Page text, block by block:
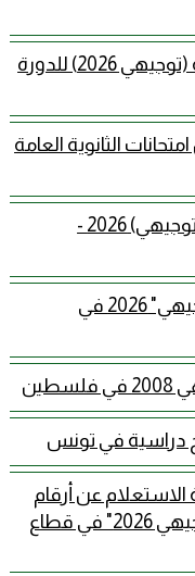
رابط تسجيل طلبة الثانوية العامة (توجيهي 2026) للدورة
الثانوية العامة
رابط فحص نتائج الثانوية العامة (توجيهي) 2026 -
بالأسماء نتائج الثانوية العامة "توجيهي" 2026 في
دراسية في تونس
الاستعلام عن أرقام
الجلوس لطلبة الثانوية العامة "توجيهي 2026" في قطاع